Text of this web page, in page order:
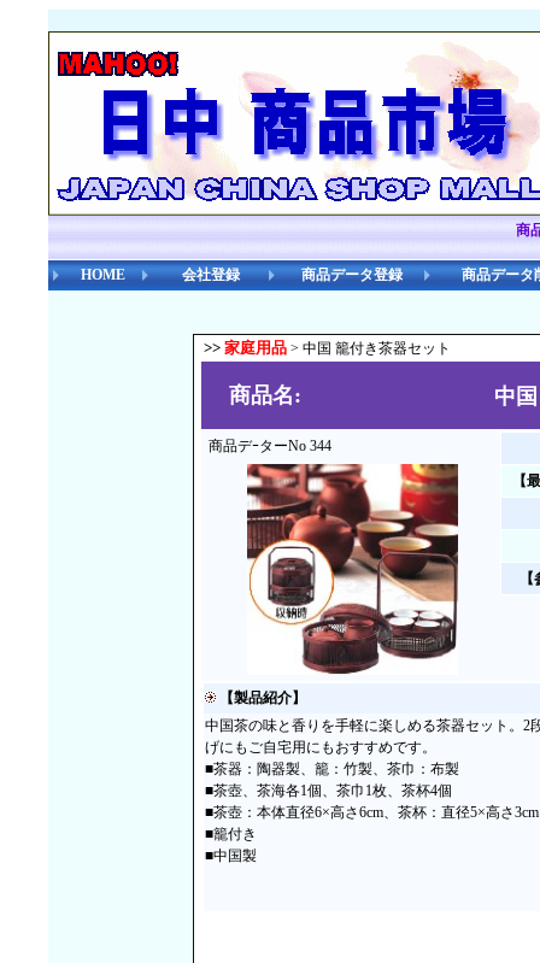
商
HOME 会社登録 商品データ登録 商品データ
>> 家庭用品 > 中国 籠付き茶器セット
商品名: 中
商品デｰターNo 344
【
【製品紹介】
中国茶の味と香りを手軽に楽しめる茶器セット。
げにもご自宅用にもおすすめです。
■茶器：陶器製、籠：竹製、茶巾：布製
■茶壺、茶海各1個、茶巾1枚、茶杯4個
■茶壺：本体直径6×高さ6cm、茶杯：直径5×高さ3cm
■籠付き
■中国製